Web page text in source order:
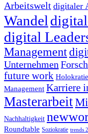
Arbeitswelt digitaler
Wandel
digital
Management
Unternehmen
future work Holokratie
Management Karriere
Masterarbeit
Nachhaltigkeit
Roundtable Soziokratie trends